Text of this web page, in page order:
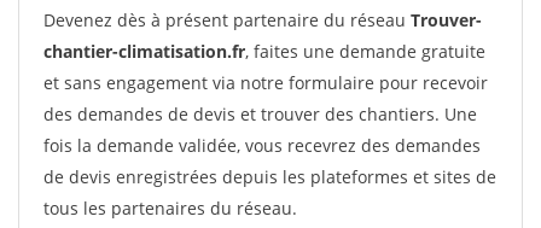
Devenez dès à présent partenaire du réseau Trouver-
chantier-climatisation.fr, faites une demande gratuite
et sans engagement via notre formulaire pour recevoir
des demandes de devis et trouver des chantiers. Une
fois la demande validée, vous recevrez des demandes
de devis enregistrées depuis les plateformes et sites de
tous les partenaires du réseau.